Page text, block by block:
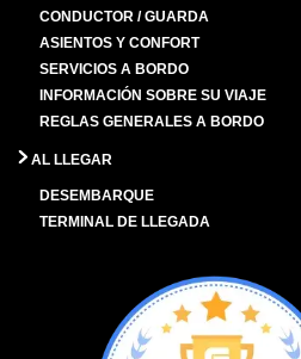
CONDUCTOR / GUARDA
ASIENTOS Y CONFORT
SERVICIOS A BORDO
INFORMACIÓN SOBRE SU VIAJE
REGLAS GENERALES A BORDO
AL LLEGAR
DESEMBARQUE
TERMINAL DE LLEGADA